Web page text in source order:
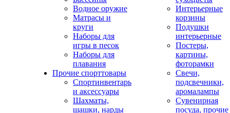
Водное оружие
Матрасы и
круги
Наборы для
игры в песок
Наборы для
плавания
Прочие спорттовары
Спортинвентарь
и аксессуары
Шахматы,
шашки, нарды
Интерьерные
корзины
Подушки
интерьерные
Постеры,
картины,
фоторамки
Свечи,
подсвечники,
аромалампы
Сувенирная
посуда, прочие